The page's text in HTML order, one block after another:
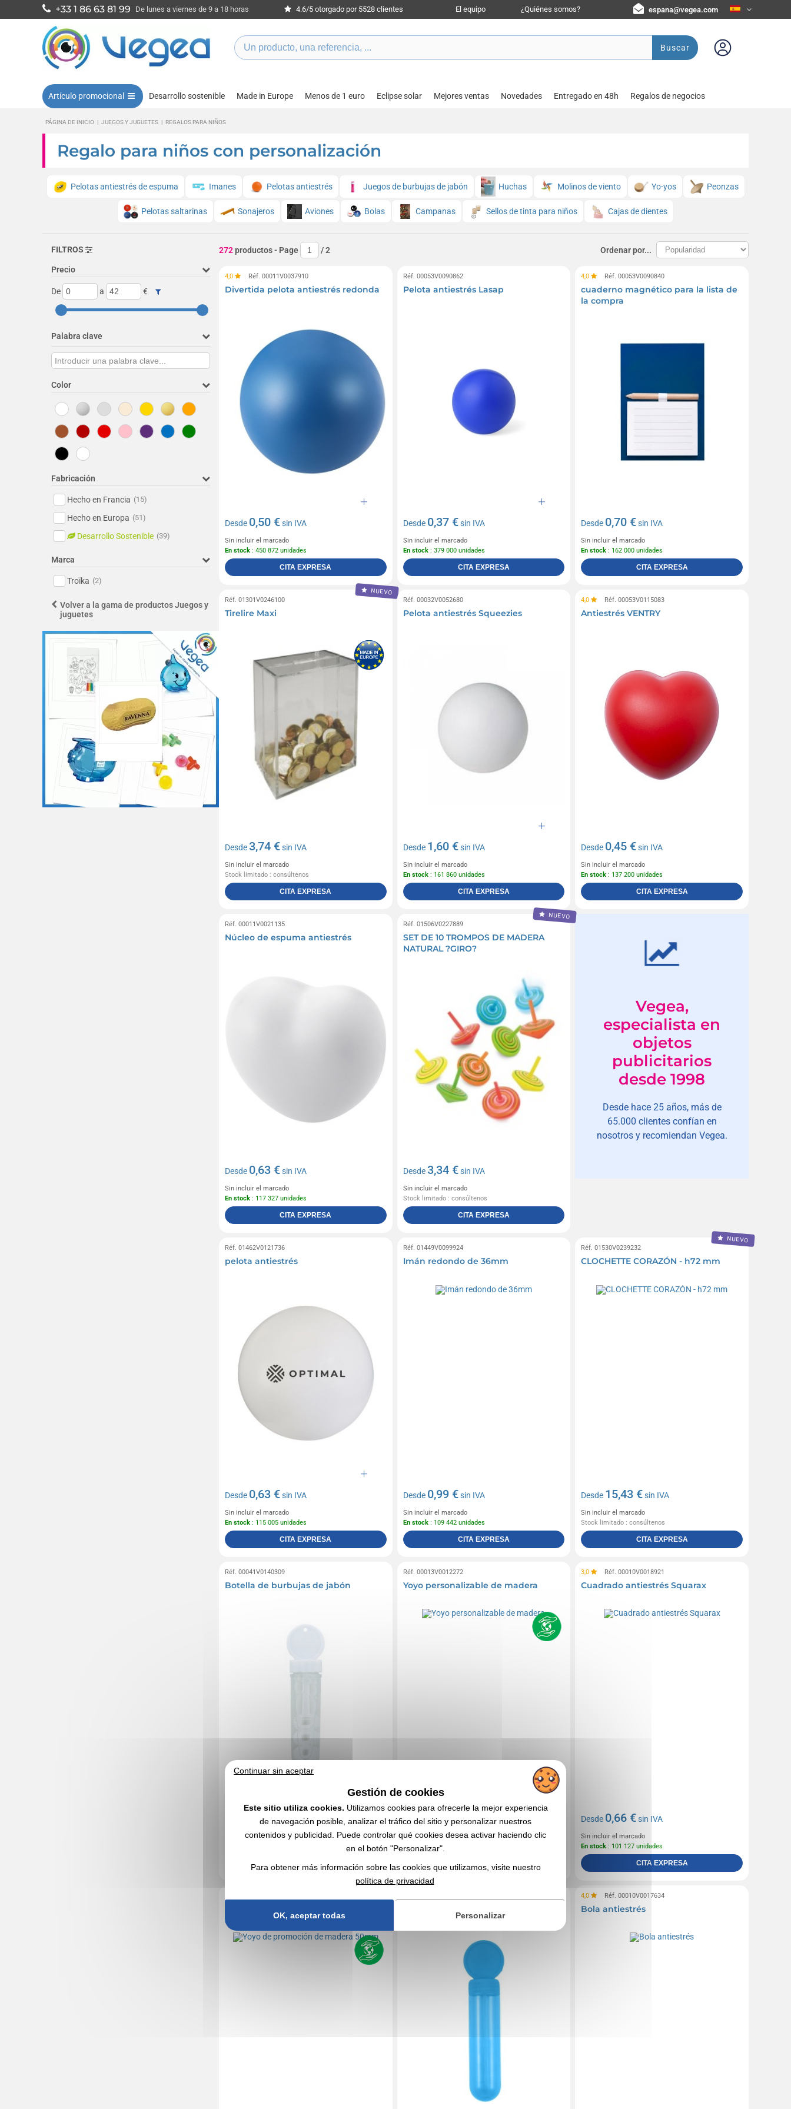
+33 1 86 63 81 99 De lunes a viernes de 9 a 18 horas 4.6/5 otorgado por 5528 clientes El equipo ¿Quiénes somos? espana@vegea.com
Buscar
Artículo promocional Desarrollo sostenible Made in Europe Menos de 1 euro Eclipse solar Mejores ventas Novedades Entregado en 48h Regalos de negocios
PÁGINA DE INICIO | JUEGOS Y JUGUETES | REGALOS PARA NIÑOS
Regalo para niños con personalización
Pelotas antiestrés de espuma Imanes Pelotas antiestrés Juegos de burbujas de jabón Huchas Molinos de viento Yo-yos Peonzas
Pelotas saltarinas Sonajeros Aviones Bolas Campanas Sellos de tinta para niños Cajas de dientes
FILTROS
Precio
De a €
Palabra clave
Color
Fabricación
Hecho en Francia (15)
Hecho en Europa (51)
Desarrollo Sostenible (39)
Marca
Troïka (2)
Volver a la gama de productos Juegos y
juguetes
272productos- Page /2 Ordenar por...
4,0 Réf. 00011V0037910
Divertida pelota antiestrés redonda
Desde 0,50 €sin IVA
Sin incluir el marcado
En stock : 450 872 unidades
CITA EXPRESA
Réf. 00053V0090862
Pelota antiestrés Lasap
Desde 0,37 €sin IVA
Sin incluir el marcado
En stock: 379 000 unidades
CITA EXPRESA
4,0 Réf. 00053V0090840
cuaderno magnético para la lista de
la compra
Desde 0,70 €sin IVA
Sin incluir el marcado
En stock : 162 000 unidades
CITA EXPRESA
NUEVO
Réf. 01301V0246100
Tirelire Maxi
Desde3,74 €sin IVA
Sin incluir el marcado
Stock limitado : consúltenos
CITA EXPRESA
Réf. 00032V0052680
Pelota antiestrés Squeezies
Desde 1,60 €sin IVA
Sin incluir el marcado
En stock: 161 860 unidades
CITA EXPRESA
4,0 Réf. 00053V0115083
Antiestrés VENTRY
Desde 0,45 €sin IVA
Sin incluir el marcado
En stock : 137 200 unidades
CITA EXPRESA
Réf. 00011V0021135
Núcleo de espuma antiestrés
Desde 0,63 €sin IVA
Sin incluir el marcado
En stock : 117 327 unidades
CITA EXPRESA
NUEVO
Réf. 01506V0227889
SET DE 10 TROMPOS DE MADERA
NATURAL ?GIRO?
Desde3,34 €sin IVA
Sin incluir el marcado
Stock limitado : consúltenos
CITA EXPRESA
Vegea,
especialista en
objetos
publicitarios
desde 1998
Desde hace 25 años, más de
65.000 clientes confían en
nosotros y recomiendan Vegea.
Réf. 01462V0121736
pelota antiestrés
Desde 0,63 €sin IVA
Sin incluir el marcado
En stock : 115 005 unidades
CITA EXPRESA
Réf. 01449V0099924
Imán redondo de 36mm
Desde 0,99 €sin IVA
Sin incluir el marcado
En stock: 109 442 unidades
CITA EXPRESA
NUEVO
Réf. 01530V0239232
CLOCHETTE CORAZÓN - h72 mm
Desde 15,43 €sin IVA
Sin incluir el marcado
Stock limitado : consúltenos
CITA EXPRESA
Réf. 00041V0140309
Botella de burbujas de jabón
0,53 €sin IVA
Sin incluir el marcado
CITA EXPRESA
Réf. 00013V0012272
Yoyo personalizable de madera
Desde 0,36 €sin IVA
Sin incluir el marcado
En stock: 104 324 unidades
CITA EXPRESA
3,0 Réf. 00010V0018921
Cuadrado antiestrés Squarax
Desde 0,66 €sin IVA
Sin incluir el marcado
En stock : 101 127 unidades
CITA EXPRESA
50mm
4,0 Réf. 00010V0017634
Bola antiestrés
Continuar sin aceptar
Gestión de cookies
Este sitio utiliza cookies. Utilizamos cookies para ofrecerle la mejor experiencia
de navegación posible, analizar el tráfico del sitio y personalizar nuestros
contenidos y publicidad. Puede controlar qué cookies desea activar haciendo clic
en el botón "Personalizar".
Para obtener más información sobre las cookies que utilizamos, visite nuestro
política de privacidad
OK, aceptar todas Personalizar